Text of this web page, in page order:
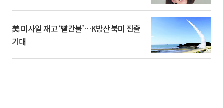
美 미사일 재고 ‘빨간불’…K방산 북미 진출
기대